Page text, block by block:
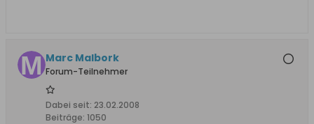
Marc Malbork
Forum-Teilnehmer
Dabei seit: 23.02.2008
Beiträge: 1050